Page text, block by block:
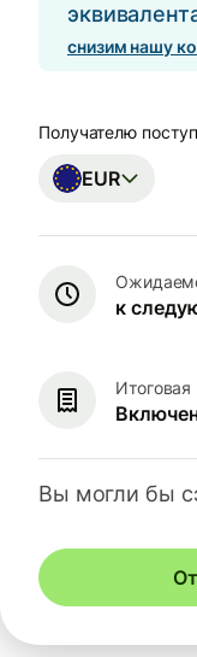
снизим нашу
Получателю
EUR
к
Вы могли бы